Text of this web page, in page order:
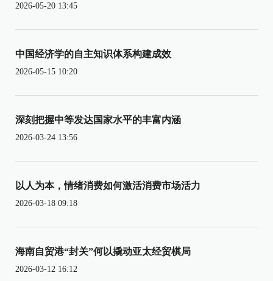
2026-05-20 13:45
中国经济学的自主知识体系构建成效
2026-05-15 10:20
深刻把握中等发达国家水平的丰富内涵
2026-03-24 13:56
以人为本，情绪消费如何激活消费市场活力
2026-03-18 09:18
海南自贸港“封关”何以撬动亚太经贸棋局
2026-03-12 16:12